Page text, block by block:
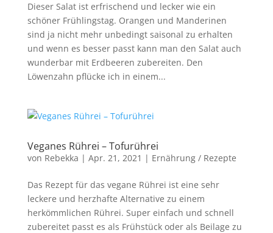
Dieser Salat ist erfrischend und lecker wie ein
schöner Frühlingstag. Orangen und Manderinen
sind ja nicht mehr unbedingt saisonal zu erhalten
und wenn es besser passt kann man den Salat auch
wunderbar mit Erdbeeren zubereiten. Den
Löwenzahn pflücke ich in einem...
Veganes Rührei – Tofurührei
von Rebekka | Apr. 21, 2021 | Ernährung / Rezepte
Das Rezept für das vegane Rührei ist eine sehr
leckere und herzhafte Alternative zu einem
herkömmlichen Rührei. Super einfach und schnell
zubereitet passt es als Frühstück oder als Beilage zu